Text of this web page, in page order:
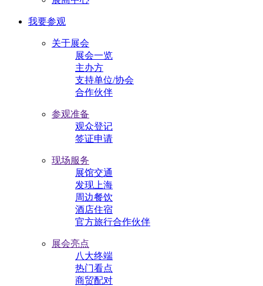
我要参观
关于展会
展会一览
主办方
支持单位/协会
合作伙伴
参观准备
观众登记
签证申请
现场服务
展馆交通
发现上海
周边餐饮
酒店住宿
官方旅行合作伙伴
展会亮点
八大终端
热门看点
商贸配对